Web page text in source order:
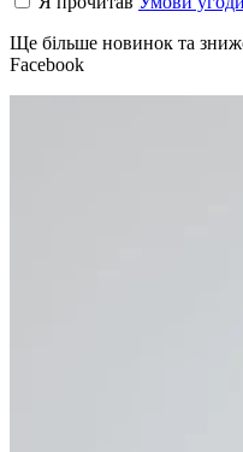
Ще більше новинок та
Facebook